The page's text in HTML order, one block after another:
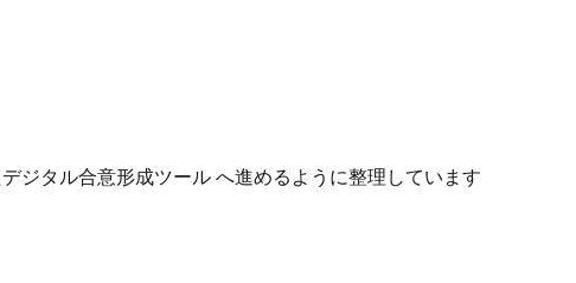
ジタル合意形成ツール へ進めるように整理しています